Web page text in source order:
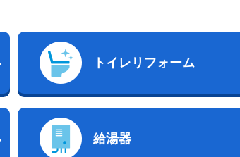
トイレリフォーム
給湯器